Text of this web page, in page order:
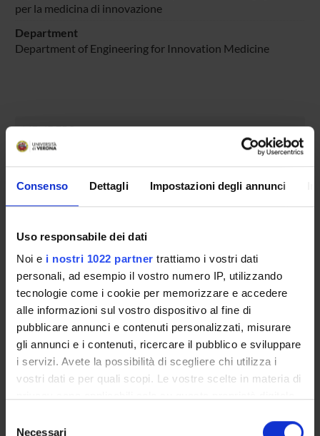
Consenso Dettagli Impostazioni degli annunci
Uso responsabile dei dati
Noi e i nostri 1022 partner trattiamo i vostri dati
personali, ad esempio il vostro numero IP, utilizzando
tecnologie come i cookie per memorizzare e accedere
alle informazioni sul vostro dispositivo al fine di
pubblicare annunci e contenuti personalizzati, misurare
gli annunci e i contenuti, ricercare il pubblico e sviluppare
i servizi. Avete la possibilità di scegliere chi utilizza i
vostri dati e per quali scopi. Le vostre scelte in materia di
modificare o revocare il proprio consenso in qualsiasi
Necessari
per la medicina di innovazione
Department
Department of Engineering for Innovation Medicine
MEMBERS
Member
RECORDS AND DOCUMENTS
ORGANIZZAZIONE
GOVERNANCE